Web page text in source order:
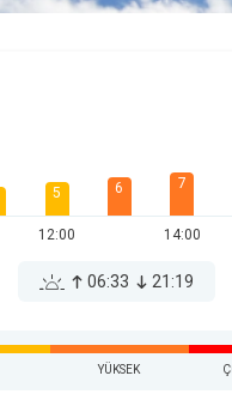
5
12:00
6 7
14:00
06:33 21:19
YÜKSEK